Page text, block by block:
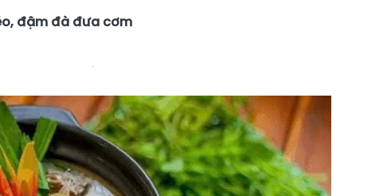
đậm đà đưa cơm